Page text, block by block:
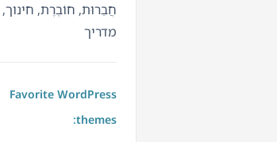
חֲבֵרוּת, חוֹבֶרֶת, חינוך,
מדריך
Favorite WordPress
themes: